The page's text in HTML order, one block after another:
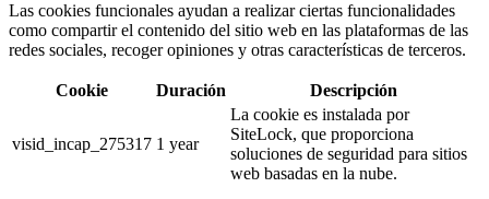
Las cookies funcionales ayudan a realizar ciertas funcionalidades
como compartir el contenido del sitio web en las plataformas de las
redes sociales, recoger opiniones y otras características de terceros.
Cookie Duración Descripción
visid_incap_275317 1 year
La cookie es instalada por
SiteLock, que proporciona
soluciones de seguridad para sitios
web basadas en la nube.